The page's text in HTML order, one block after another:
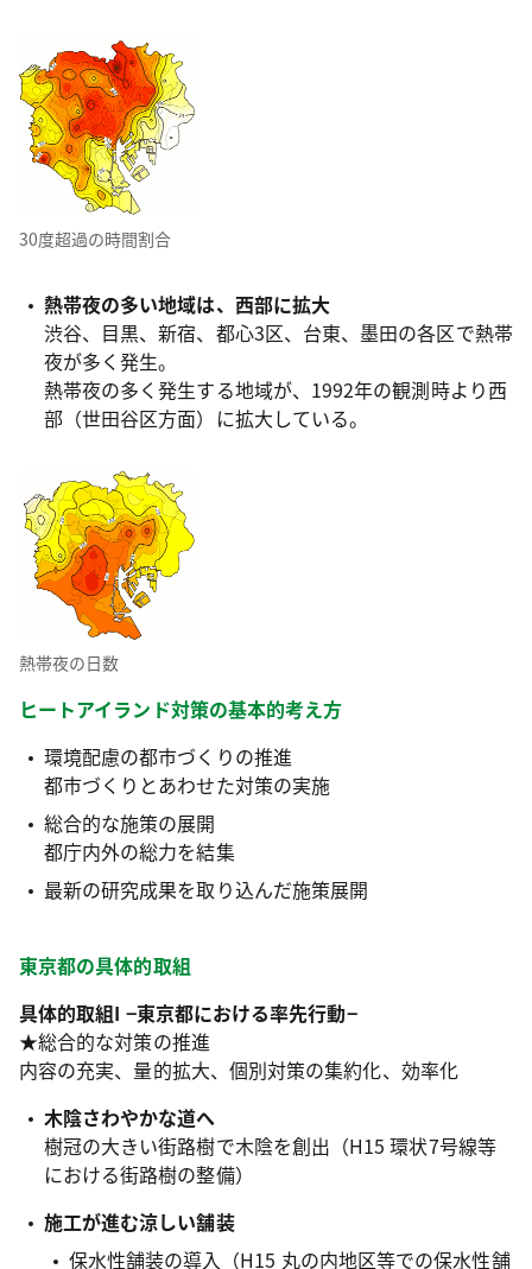
30度超過の時間割合
熱帯夜の多い地域は、西部に拡大
渋谷、目黒、新宿、都心3区、台東、墨田の各区で熱帯
夜が多く発生。
熱帯夜の多く発生する地域が、1992年の観測時より西
部（世田谷区方面）に拡大している。
熱帯夜の日数
ヒートアイランド対策の基本的考え方
環境配慮の都市づくりの推進
都市づくりとあわせた対策の実施
総合的な施策の展開
都庁内外の総力を結集
最新の研究成果を取り込んだ施策展開
東京都の具体的取組
具体的取組I −東京都における率先行動−
★総合的な対策の推進
内容の充実、量的拡大、個別対策の集約化、効率化
木陰さわやかな道へ
樹冠の大きい街路樹で木陰を創出（H15 環状7号線等
における街路樹の整備）
施工が進む涼しい舗装
保水性舗装の導入（H15 丸の内地区等での保水性舗